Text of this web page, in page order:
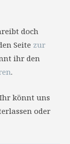
doch
Seite zur
ihr den
.
könnt uns
oder